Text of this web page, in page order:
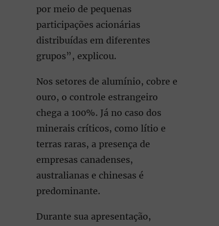
por meio de pequenas
participações acionárias
distribuídas em diferentes
grupos”, explicou.
Nos setores de alumínio, cobre e
ouro, o controle estrangeiro
chega a 100%. Já no caso dos
minerais críticos, como lítio e
terras raras, a presença de
empresas canadenses,
australianas e chinesas é
predominante.
Durante sua apresentação,